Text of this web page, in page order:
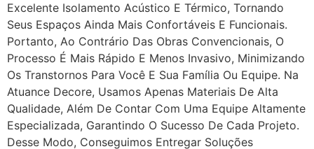
Excelente Isolamento Acústico E Térmico, Tornando
Seus Espaços Ainda Mais Confortáveis E Funcionais.
Portanto, Ao Contrário Das Obras Convencionais, O
Processo É Mais Rápido E Menos Invasivo, Minimizando
Os Transtornos Para Você E Sua Família Ou Equipe. Na
Atuance Decore, Usamos Apenas Materiais De Alta
Qualidade, Além De Contar Com Uma Equipe Altamente
Especializada, Garantindo O Sucesso De Cada Projeto.
Desse Modo, Conseguimos Entregar Soluções